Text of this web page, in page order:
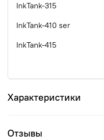
InkTank-315
InkTank-410 ser
InkTank-415
Характеристики
Отзывы